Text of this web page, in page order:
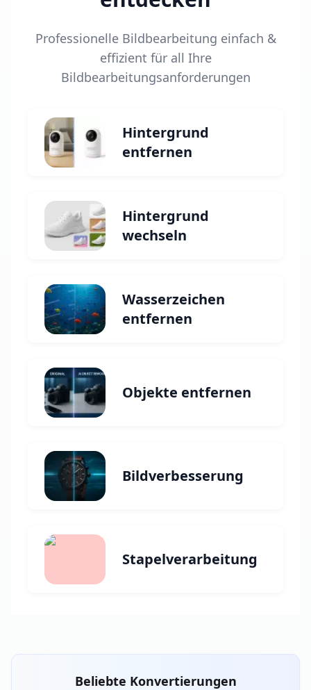
Professionelle Bildbearbeitung einfach &
effizient für all Ihre
Bildbearbeitungsanforderungen
Hintergrund
entfernen
Hintergrund
wechseln
Wasserzeichen
entfernen
Objekte entfernen
Bildverbesserung
Stapelverarbeitung
Beliebte Konvertierungen